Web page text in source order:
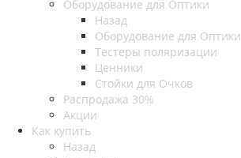
Оборудование для Оптики
Назад
Оборудование для Оптики
Тестеры поляризации
Ценники
Стойки для Очков
Распродажа 30%
Акции
Как купить
Назад